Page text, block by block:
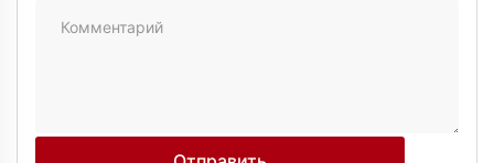
Обращались в вашу компанию впервые. Сравнивали с
другими поставщиками, здесь получилось выгоднее.